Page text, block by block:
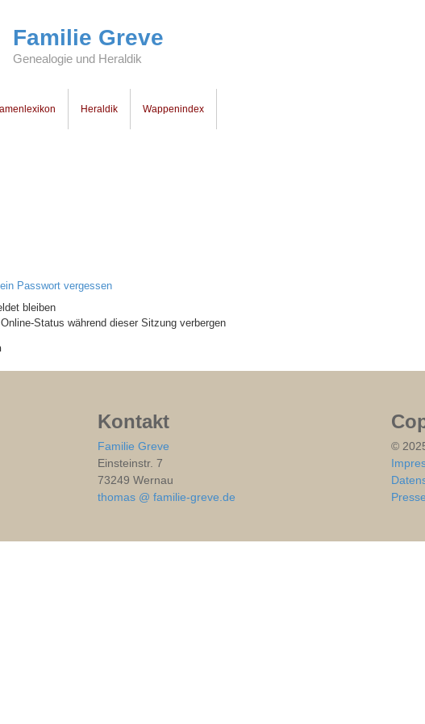
Familie Greve
Genealogie und Heraldik
Heraldik Wappenindex
Passwort vergessen
bleiben
Status während dieser Sitzung verbergen
Kontakt
Familie Greve
Einsteinstr. 7
73249 Wernau
thomas @ familie-greve.de
©
Presse